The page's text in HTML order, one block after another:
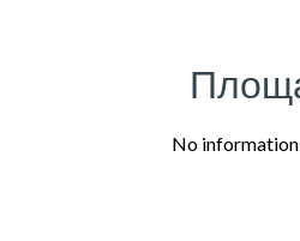
No